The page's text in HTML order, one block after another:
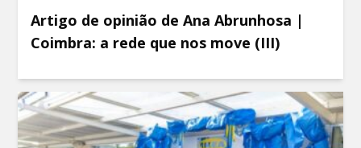
Artigo de opinião de Ana Abrunhosa |
Coimbra: a rede que nos move (III)